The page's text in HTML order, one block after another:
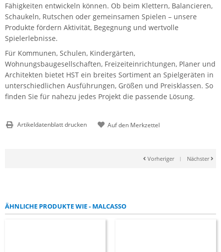
Fähigkeiten entwickeln können. Ob beim Klettern, Balancieren,
Schaukeln, Rutschen oder gemeinsamen Spielen – unsere
Produkte fördern Aktivität, Begegnung und wertvolle
Spielerlebnisse.
Für Kommunen, Schulen, Kindergärten,
Wohnungsbaugesellschaften, Freizeiteinrichtungen, Planer und
Architekten bietet HST ein breites Sortiment an Spielgeräten in
unterschiedlichen Ausführungen, Größen und Preisklassen. So
finden Sie für nahezu jedes Projekt die passende Lösung.
Artikeldatenblatt drucken
Vorheriger | Nächster
ÄHNLICHE PRODUKTE WIE - MALCASSO